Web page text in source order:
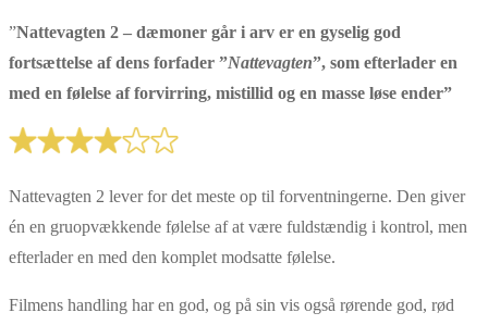
”Nattevagten 2 – dæmoner går i arv er en gyselig god
fortsættelse af dens forfader ”Nattevagten”, som efterlader en
med en følelse af forvirring, mistillid og en masse løse ender”
Nattevagten 2 lever for det meste op til forventningerne. Den giver
én en gruopvækkende følelse af at være fuldstændig i kontrol, men
efterlader en med den komplet modsatte følelse.
Filmens handling har en god, og på sin vis også rørende god, rød